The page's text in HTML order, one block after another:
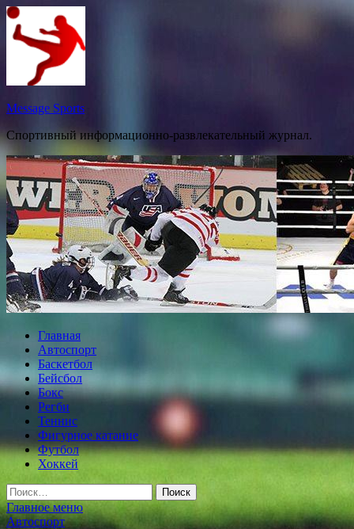
Перейти
содержимому
Message Sports
Спортивный информационно-развлекательный журнал.
Главная
Автоспорт
Баскетбол
Бейсбол
Бокс
Регби
Теннис
Фигурное катание
Футбол
Хоккей
Найти:
Главное меню
Автоспорт